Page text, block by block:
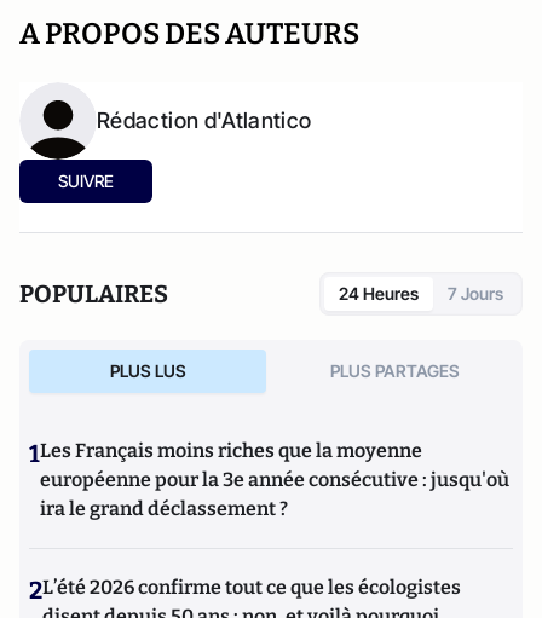
A PROPOS DES AUTEURS
Rédaction d'Atlantico
SUIVRE
POPULAIRES 24 Heures 7 Jours
PLUS LUS PLUS PARTAGES
1Les Français moins riches que la moyenne
européenne pour la 3e année consécutive : jusqu'où
ira le grand déclassement ?
2L’été 2026 confirme tout ce que les écologistes